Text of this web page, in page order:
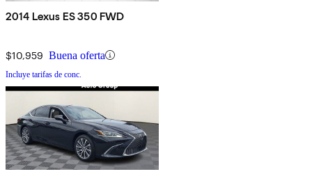
2014 Lexus ES 350 FWD
$10,959 Buena oferta
Incluye tarifas de conc.